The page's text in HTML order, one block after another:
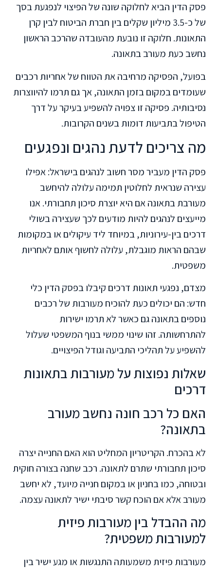
פסק הדין הביא לחלוקה שונה של הפיצוי לנפגעת בסך
של כ-3.5 מיליון שקלים בין חברת הביטוח לבין קרן
התאונות. חלוקה זו נובעת מהעובדה שהרכב הראשון
נחשב כעת מעורב בתאונה.
בפועל, הפסיקה מרחיבה את הטווח של אחריות רכבים
שעומדים במקום בזמן התאונה, אך גם תרמו להיווצרות
נסיבותיה. פסיקה זו צפויה להשפיע בעיקר על דרך
הטיפול בתביעות דומות בשנים הקרובות.
מה צריכים לדעת נהגים ונפגעים
פסק הדין מעביר מסר חשוב לנהגים בישראל: אפילו
עצירה שנראית לחלוטין תמימה עלולה להיחשב
מעורבת בתאונה אם היא יוצרת סיכון תחבורתי. אנו
מייעצים לנהגים להיות מודעים לכך שעצירה בשולי
דרכים בין-עירוניות, במיוחד ליד עיקולים או במקומות
שבהם הראות מוגבלת, עלולה לחשוף אותם לאחריות
משפטית.
מצדם, נפגעי תאונות דרכים קיבלו בפסק הדין כלי
חדש: הם יכולים כעת להוכיח מעורבות של רכבים
נוספים בתאונה גם כאשר לא תרמו ישירות
להתרחשותה. זהו שינוי ממשי בנוף המשפטי שעלול
להשפיע על תהליכי התביעה וגודל הפיצויים.
שאלות נפוצות על מעורבות בתאונות
דרכים
האם כל רכב חונה נחשב מעורב
בתאונה?
לא בהכרח. הקריטריון המחליט הוא האם החנייה יצרה
סיכון תחבורתי שתרם לתאונה. רכב שחנה בצורה חוקית
ובטוחה, כמו בחניון או במקום חנייה מיועד, לא יחשב
מעורב אלא אם הוכח קשר סיבתי ישיר לתאונה עצמה.
מה ההבדל בין מעורבות פיזית
למעורבות משפטית?
מעורבות פיזית משמעותה התנגשות או מגע ישיר בין